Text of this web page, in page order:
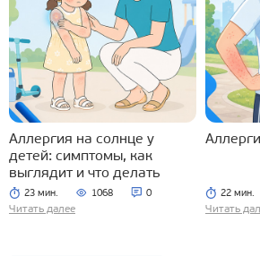
Аллергия на солнце у
детей: симптомы, как
выглядит и что делать
23 мин. 1068 0
Читать далее
22 мин.
Читать